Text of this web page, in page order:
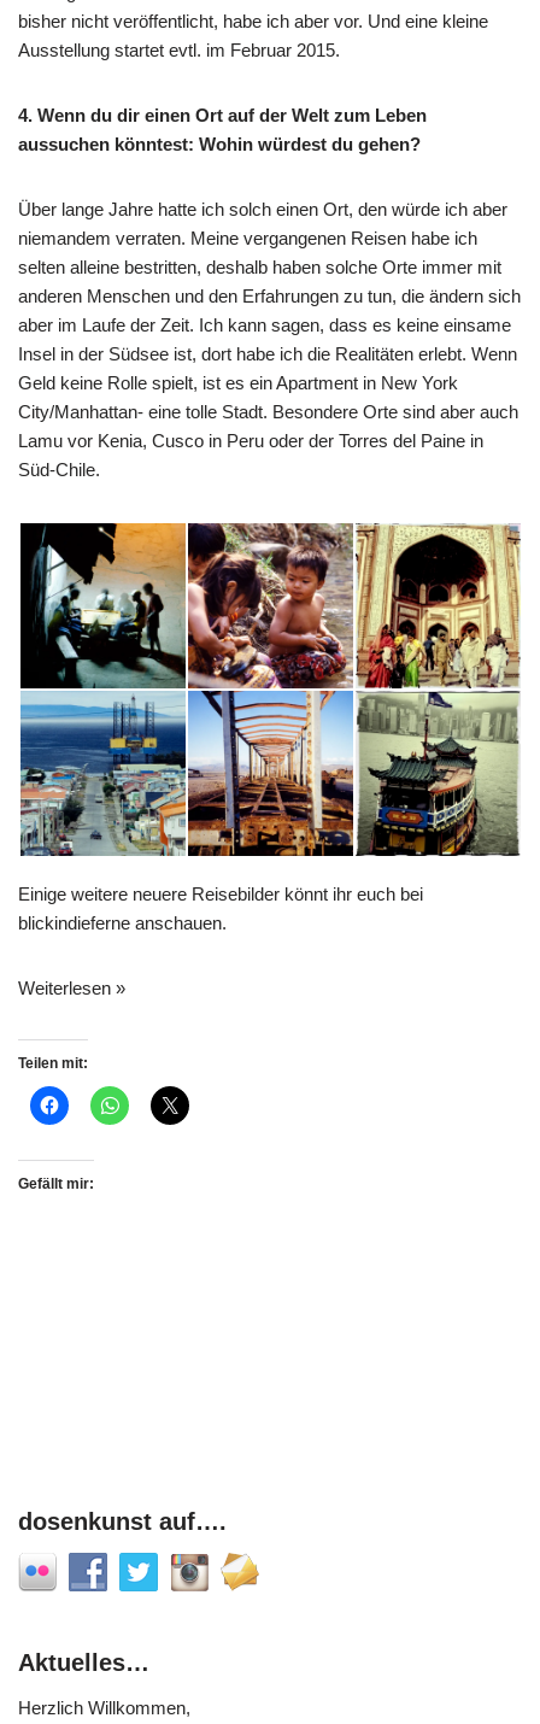
bisher nicht veröffentlicht, habe ich aber vor. Und eine kleine
Ausstellung startet evtl. im Februar 2015.
4. Wenn du dir einen Ort auf der Welt zum Leben
aussuchen könntest: Wohin würdest du gehen?
Über lange Jahre hatte ich solch einen Ort, den würde ich aber
niemandem verraten. Meine vergangenen Reisen habe ich
selten alleine bestritten, deshalb haben solche Orte immer mit
anderen Menschen und den Erfahrungen zu tun, die ändern sich
aber im Laufe der Zeit. Ich kann sagen, dass es keine einsame
Insel in der Südsee ist, dort habe ich die Realitäten erlebt. Wenn
Geld keine Rolle spielt, ist es ein Apartment in New York
City/Manhattan- eine tolle Stadt. Besondere Orte sind aber auch
Lamu vor Kenia, Cusco in Peru oder der Torres del Paine in
Süd-Chile.
Einige weitere neuere Reisebilder könnt ihr euch bei
blickindieferne anschauen.
Weiterlesen »
Teilen mit:
Gefällt mir:
dosenkunst auf….
Aktuelles…
Herzlich Willkommen,